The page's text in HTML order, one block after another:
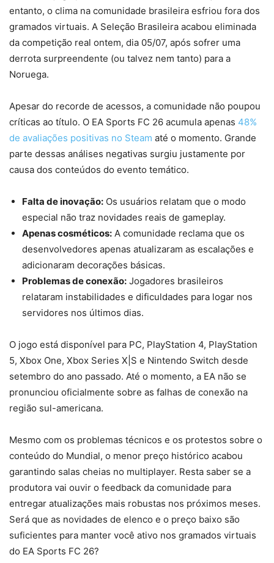
entanto, o clima na comunidade brasileira esfriou fora dos
gramados virtuais. A Seleção Brasileira acabou eliminada
da competição real ontem, dia 05/07, após sofrer uma
derrota surpreendente (ou talvez nem tanto) para a
Noruega.
Apesar do recorde de acessos, a comunidade não poupou
críticas ao título. O EA Sports FC 26 acumula apenas 48%
de avaliações positivas no Steam até o momento. Grande
parte dessas análises negativas surgiu justamente por
causa dos conteúdos do evento temático.
Falta de inovação: Os usuários relatam que o modo
especial não traz novidades reais de gameplay.
Apenas cosméticos: A comunidade reclama que os
desenvolvedores apenas atualizaram as escalações e
adicionaram decorações básicas.
Problemas de conexão: Jogadores brasileiros
relataram instabilidades e dificuldades para logar nos
servidores nos últimos dias.
O jogo está disponível para PC, PlayStation 4, PlayStation
5, Xbox One, Xbox Series X|S e Nintendo Switch desde
setembro do ano passado. Até o momento, a EA não se
pronunciou oficialmente sobre as falhas de conexão na
região sul-americana.
Mesmo com os problemas técnicos e os protestos sobre o
conteúdo do Mundial, o menor preço histórico acabou
garantindo salas cheias no multiplayer. Resta saber se a
produtora vai ouvir o feedback da comunidade para
entregar atualizações mais robustas nos próximos meses.
Será que as novidades de elenco e o preço baixo são
suficientes para manter você ativo nos gramados virtuais
do EA Sports FC 26?